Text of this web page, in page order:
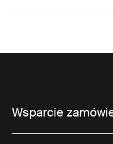
Wsparcie